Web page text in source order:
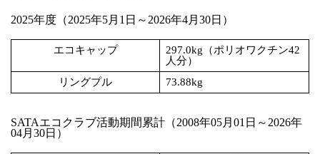
2025年度（2025年5月1日～2026年4月30日）
エコキャップ
297.0kg（ポリオワクチン42
人分）
リングプル
73.88kg
SATAエコクラブ活動期間累計（2008年05月01日～2026年
04月30日）